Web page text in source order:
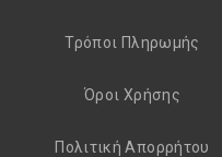
Τρόποι Πληρωμής
Όροι Χρήσης
Πολιτική Απορρήτου